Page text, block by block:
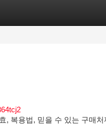
, 복용법, 믿을 수 있는 구매